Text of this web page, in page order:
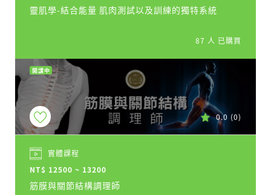
靈肌學-結合能量 肌肉測試以及訓練的獨特系統
87 人 已購買
開課中
0.0 (0)
實體課程
NT$ 12500 ~ 13200
筋膜與關節結構調理師